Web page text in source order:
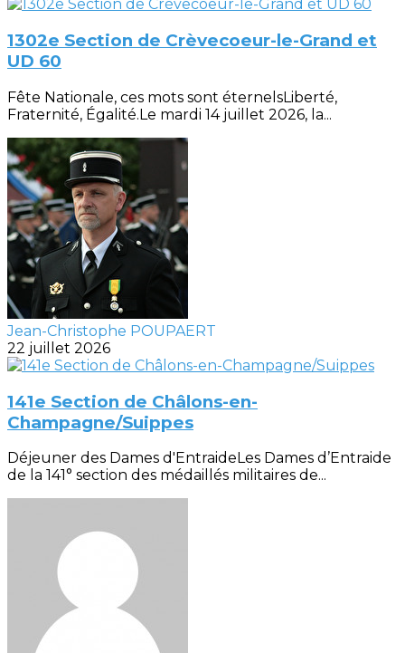
1302e Section de Crèvecoeur-le-Grand et
UD 60
Fête Nationale, ces mots sont éternelsLiberté,
Fraternité, Égalité.Le mardi 14 juillet 2026, la...
Jean-Christophe POUPAERT
22 juillet 2026
141e Section de Châlons-en-
Champagne/Suippes
Déjeuner des Dames d'EntraideLes Dames d’Entraide
de la 141° section des médaillés militaires de...